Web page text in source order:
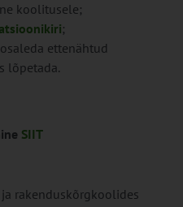
koolitusele;
;
ettenähtud
lõpetada.
SIIT
rakenduskõrgkoolides